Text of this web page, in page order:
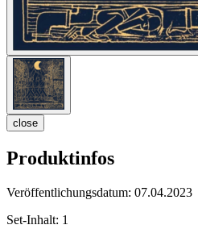
close
Produktinfos
Veröffentlichungsdatum: 07.04.2023
Set-Inhalt: 1